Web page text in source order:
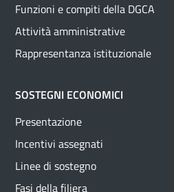
Funzioni e compiti della DGCA
Attività amministrative
Rappresentanza istituzionale
SOSTEGNI ECONOMICI
Presentazione
Incentivi assegnati
Linee di sostegno
Fasi della filiera